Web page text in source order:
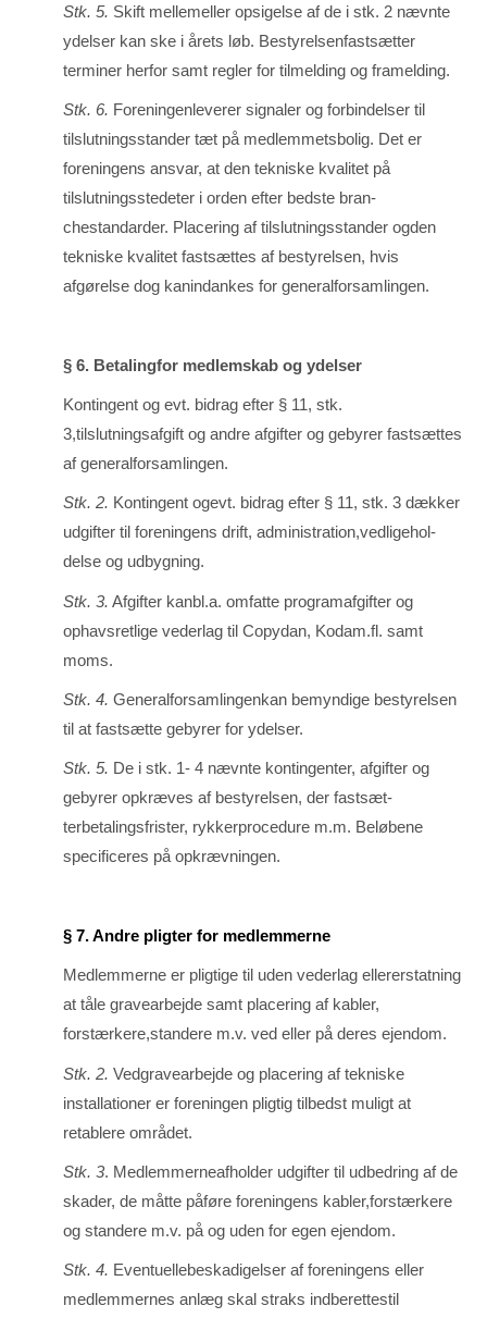
Stk. 5. Skift mellemeller opsigelse af de i stk. 2 nævnte
ydelser kan ske i årets løb. Bestyrelsenfast­sætter
terminer herfor samt regler for tilmelding og framelding.
Stk. 6. Foreningenleverer signaler og forbindelser til
tilslutningsstander tæt på med­lemmetsbolig. Det er
foreningens ansvar, at den tekniske kvalitet på
tilslutningsste­deter i orden efter bedste bran­
chestandarder. Placering af tilslutningsstander ogden
tekniske kvalitet fastsættes af bestyrelsen, hvis
afgørelse dog kanindankes for gene­ralforsamlingen.
§ 6. Betalingfor medlemskab og ydelser
Kontingent og evt. bidrag efter § 11, stk.
3,tilslutningsafgift og andre afgifter og gebyrer fastsættes
af generalforsamlingen.
Stk. 2. Kontingent ogevt. bidrag efter § 11, stk. 3 dækker
udgifter til foreningens drift, administra­­tion,vedligehol­
delse og udbygning.
Stk. 3. Afgifter kanbl.a. omfatte programafgifter og
ophavsretlige vederlag til Copy­dan, Kodam.fl. samt
moms.
Stk. 4. Generalforsamlingenkan bemyndige bestyrelsen
til at fastsætte gebyrer for ydelser.
Stk. 5. De i stk. 1- 4 nævnte kontingenter, afgifter og
gebyrer opkræves af bestyrel­sen, der fastsæt­
terbetalingsfrister, rykkerprocedure m.m. Beløbene
specificeres på opkrævningen.
§ 7. Andre pligter for medlemmerne
Medlemmerne er pligtige til uden vederlag ellererstatning
at tåle gravearbejde samt placering af kab­ler,
forstærkere,standere m.v. ved eller på deres ejendom.
Stk. 2. Vedgravearbejde og placering af tekniske
installationer er foreningen pligtig tilbedst muligt at
retablere området.
Stk. 3. Medlemmerneafholder udgifter til udbedring af de
skader, de måtte påføre foreningens kab­ler,forstærkere
og standere m.v. på og uden for egen ejendom.
Stk. 4. Eventuellebeskadigelser af foreningens eller
medlemmernes anlæg skal straks indberettestil